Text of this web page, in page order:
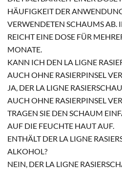
HÄUFIGKEIT DER
VERWENDETEN SCHAUMS AB.
REICHT EINE DOSE FÜR
MONATE.
KANN ICH DEN LA LIGNE
AUCH OHNE RASIERPINSEL
JA, DER LA LIGNE
AUCH OHNE RASIERPINSEL
TRAGEN SIE DEN SCHAUM
AUF DIE FEUCHTE HAUT AUF.
ENTHÄLT DER LA LIGNE
ALKOHOL?
NEIN, DER LA LIGNE